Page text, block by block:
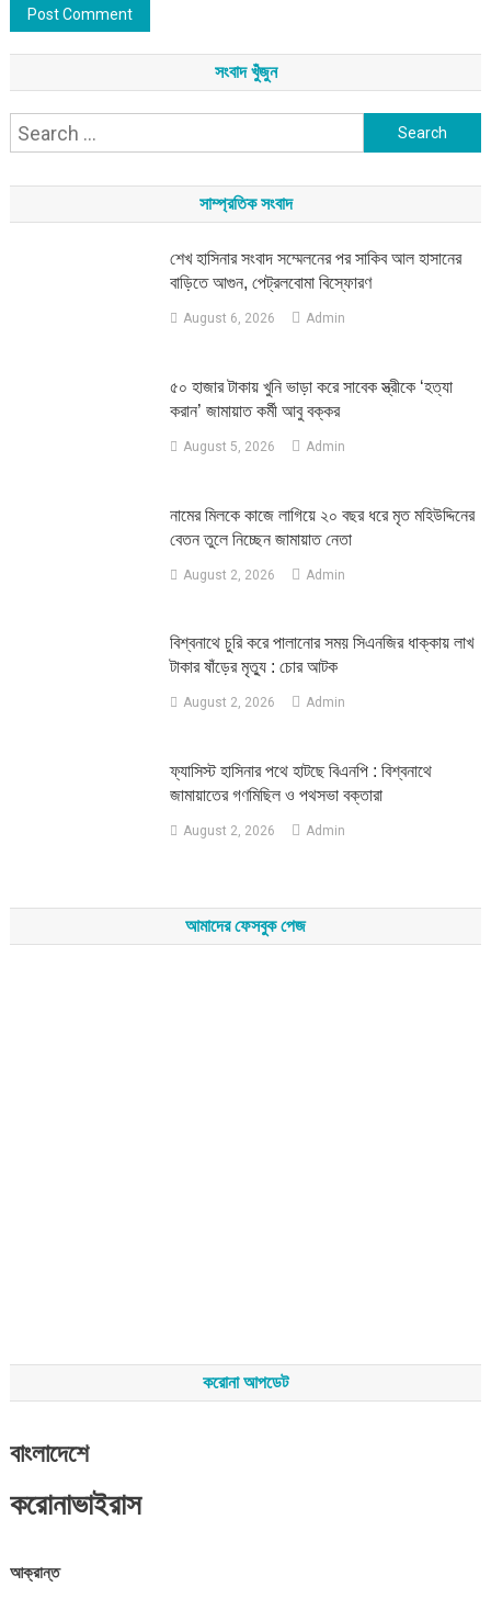
সংবাদ খুঁজুন
Search
সাম্প্রতিক সংবাদ
শেখ হাসিনার সংবাদ সম্মেলনের পর সাকিব আল হাসানের
বাড়িতে আগুন, পেট্রলবোমা বিস্ফোরণ
August 6, 2026 Admin
৫০ হাজার টাকায় খুনি ভাড়া করে সাবেক স্ত্রীকে ‘হত্যা
করান’ জামায়াত কর্মী আবু বক্কর
August 5, 2026 Admin
নামের মিলকে কাজে লাগিয়ে ২০ বছর ধরে মৃত মহিউদ্দিনের
বেতন তুলে নিচ্ছেন জামায়াত নেতা
August 2, 2026 Admin
‎বিশ্বনাথে চুরি করে পালানোর সময় সিএনজির ধাক্কায় লাখ
টাকার ষাঁড়ের মৃত্যু : চোর আটক
August 2, 2026 Admin
‎ফ্যাসিস্ট হাসিনার পথে হাটছে বিএনপি : বিশ্বনাথে
জামায়াতের গণমিছিল ও পথসভা বক্তারা
August 2, 2026 Admin
আমাদের ফেসবুক পেজ
করোনা আপডেট
বাংলাদেশে
করোনাভাইরাস
আক্রান্ত